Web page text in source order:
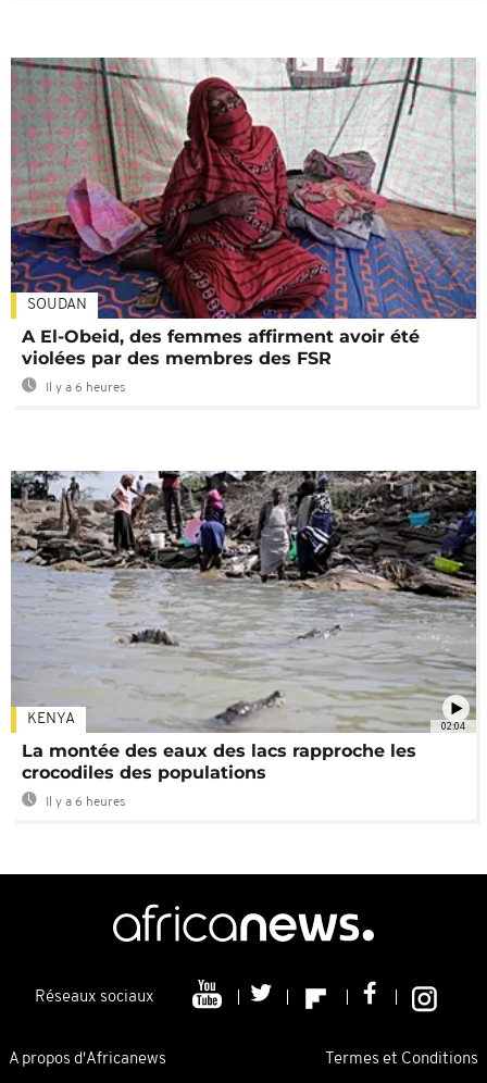
SOUDAN
A El-Obeid, des femmes affirment avoir été
violées par des membres des FSR
Il y a 6 heures
02:04
KENYA
La montée des eaux des lacs rapproche les
crocodiles des populations
Il y a 6 heures
Réseaux sociaux
A propos d'Africanews Termes et Conditions